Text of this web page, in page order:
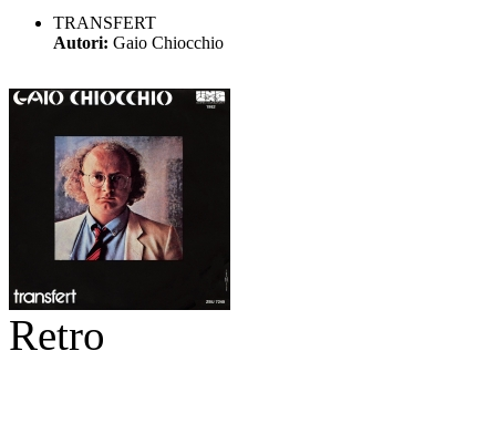
TRANSFERT
Autori: Gaio Chiocchio
Retro